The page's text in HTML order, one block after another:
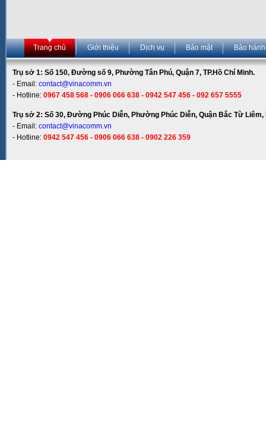
Trang chủ Giới thiệu Dịch vụ Bảo mật Bảo hành
Trụ sở 1: Số 150, Đường số 9, Phường Tân Phú, Quận 7, TP.Hồ Chí Minh.
- Email: contact@vinacomm.vn
- Hotline: 0967 458 568 - 0906 066 638 - 0942 547 456 - 092 657 5555
Trụ sở 2: Số 30, Đường Phúc Diễn, Phường Phúc Diễn, Quận Bắc Từ Liêm,
- Email: contact@vinacomm.vn
- Hotline: 0942 547 456 - 0906 066 638 - 0902 226 359